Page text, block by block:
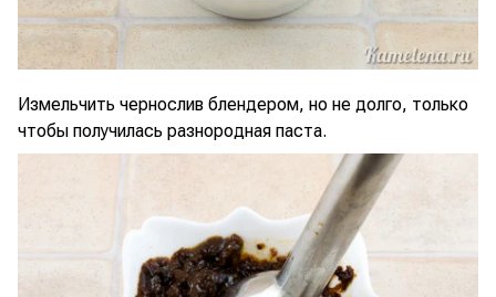
Измельчить чернослив блендером, но не долго, только
чтобы получилась разнородная паста.